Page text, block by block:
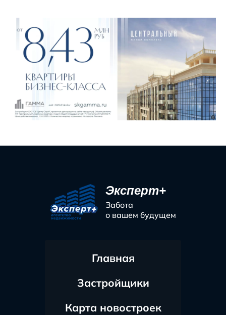
Эксперт+
Забота
о вашем будущем
Главная
Застройщики
Карта новостроек